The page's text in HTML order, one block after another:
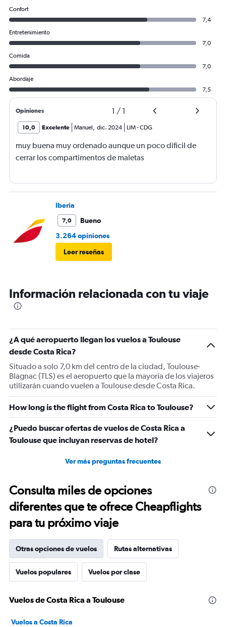
Confort
7,4
Entretenimiento
7,0
Comida
7,0
Abordaje
7,5
Opiniones 1 / 1
10,0 Excelente Manuel, dic. 2024 LIM-CDG
muy buena muy ordenado aunque un poco difícil de
cerrar los compartimentos de maletas
Iberia
7,0
Bueno
3.264 opiniones
Leer reseñas
Información relacionada con tu viaje
¿A qué aeropuerto llegan los vuelos a Toulouse
desde Costa Rica?
Situado a solo 7,0 km del centro de la ciudad, Toulouse-
Blagnac (TLS) es el aeropuerto que la mayoría de los viajeros
utilizarán cuando vuelen a Toulouse desde Costa Rica.
How long is the flight from Costa Rica to Toulouse?
¿Puedo buscar ofertas de vuelos de Costa Rica a
Toulouse que incluyan reservas de hotel?
Ver más preguntas frecuentes
Consulta miles de opciones
diferentes que te ofrece Cheapflights
para tu próximo viaje
Otras opciones de vuelos Rutas alternativas
Vuelos populares Vuelos por clase
Vuelos de Costa Rica a Toulouse
Vuelos a Costa Rica